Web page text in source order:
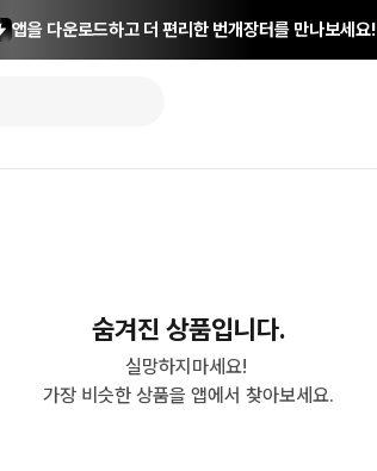
앱을 다운로드하고 더 편리한 번개장터를 만나보세요!
숨겨진 상품입니다.
실망하지마세요!
가장 비슷한 상품을 앱에서 찾아보세요.